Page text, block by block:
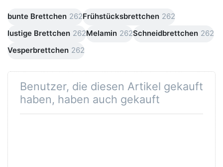
bunte Brettchen 262Frühstücksbrettchen 262
lustige Brettchen 262Melamin 262Schneidbrettchen 262
Vesperbrettchen 262
Benutzer, die diesen Artikel gekauft
haben, haben auch gekauft